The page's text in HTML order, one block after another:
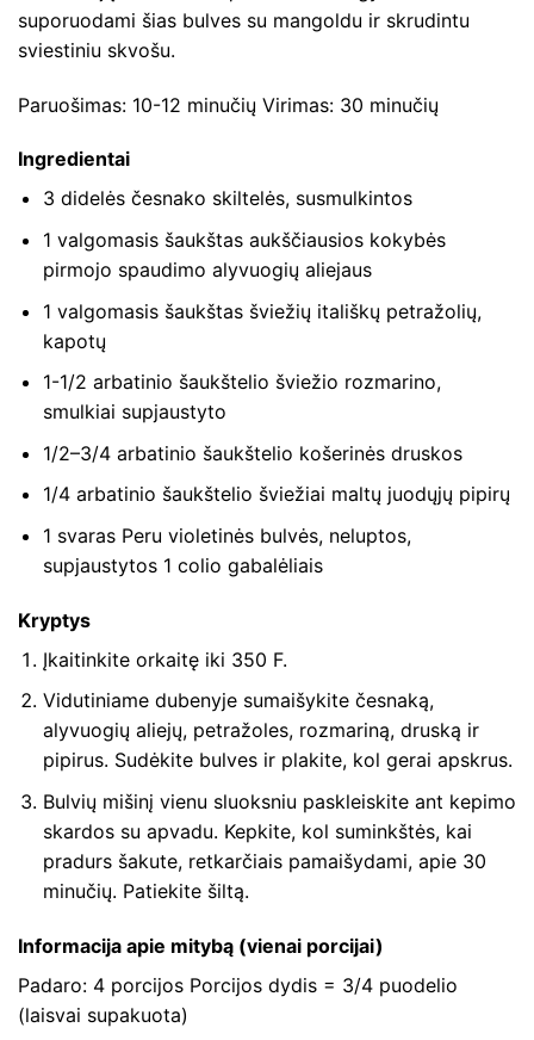
suporuodami šias bulves su mangoldu ir skrudintu
sviestiniu skvošu.
Paruošimas: 10-12 minučių Virimas: 30 minučių
Ingredientai
3 didelės česnako skiltelės, susmulkintos
1 valgomasis šaukštas aukščiausios kokybės
pirmojo spaudimo alyvuogių aliejaus
1 valgomasis šaukštas šviežių itališkų petražolių,
kapotų
1-1/2 arbatinio šaukštelio šviežio rozmarino,
smulkiai supjaustyto
1/2–3/4 arbatinio šaukštelio košerinės druskos
1/4 arbatinio šaukštelio šviežiai maltų juodųjų pipirų
1 svaras Peru violetinės bulvės, neluptos,
supjaustytos 1 colio gabalėliais
Kryptys
Įkaitinkite orkaitę iki 350 F.
Vidutiniame dubenyje sumaišykite česnaką,
alyvuogių aliejų, petražoles, rozmariną, druską ir
pipirus. Sudėkite bulves ir plakite, kol gerai apskrus.
Bulvių mišinį vienu sluoksniu paskleiskite ant kepimo
skardos su apvadu. Kepkite, kol suminkštės, kai
pradurs šakute, retkarčiais pamaišydami, apie 30
minučių. Patiekite šiltą.
Informacija apie mitybą (vienai porcijai)
Padaro: 4 porcijos Porcijos dydis = 3/4 puodelio
(laisvai supakuota)